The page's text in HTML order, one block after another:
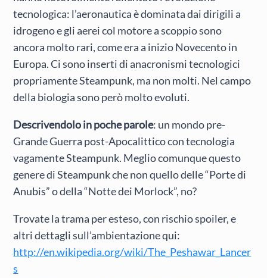
tecnologica: l’aeronautica è dominata dai dirigili a
idrogeno e gli aerei col motore a scoppio sono
ancora molto rari, come era a inizio Novecento in
Europa. Ci sono inserti di anacronismi tecnologici
propriamente Steampunk, ma non molti. Nel campo
della biologia sono però molto evoluti.
Descrivendolo in poche parole: un mondo pre-
Grande Guerra post-Apocalittico con tecnologia
vagamente Steampunk. Meglio comunque questo
genere di Steampunk che non quello delle “Porte di
Anubis” o della “Notte dei Morlock”, no?
Trovate la trama per esteso, con rischio spoiler, e
altri dettagli sull’ambientazione qui:
http://en.wikipedia.org/wiki/The_Peshawar_Lancer
s